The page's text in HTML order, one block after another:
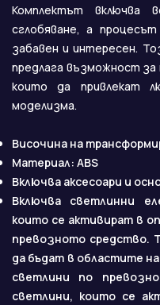
Комплектът включва
сглобяване, а
забавен и интересен.
предлага възможност за
които да привлекат
моделизма.
Височина на
Материал: ABS
Включва аксесоари и
Включва светлинни
които се активират в
превозното средство.
да бъдат в областите
светлини по
светлини, които се